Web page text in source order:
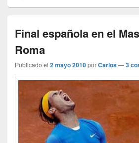
Final española en el
Roma
Publicado el 2 mayo 2010porCarlos—3